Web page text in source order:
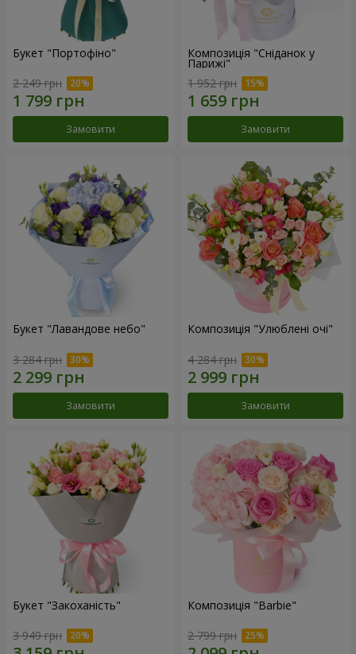
Букет "Портофіно"
2 249 грн
Замовити
Композиція "Сніданок у
Парижі"
1 952 грн
Замовити
Букет "Лавандове небо"
3 284 грн
Замовити
Композиція "Улюблені очі"
4 284 грн
Замовити
Букет "Закоханість"
3 949 грн
Композиція "Barbie"
2 799 грн